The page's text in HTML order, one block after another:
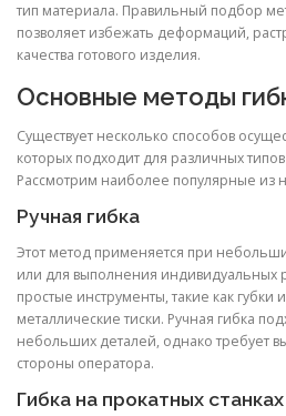
тип материала. Правильный подбор
позволяет избежать деформаций,
качества готового изделия.
Основные методы
Существует несколько способов
которых подходит для различных
Рассмотрим наиболее популярные из
Ручная гибка
Этот метод применяется при
или для выполнения индивидуальных
простые инструменты, такие как
металлические тиски. Ручная гибка
небольших деталей, однако требует
стороны оператора.
Гибка на прокатных станках